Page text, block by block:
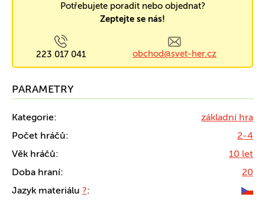
Potřebujete poradit nebo objednat?
Zeptejte se nás!
223 017 041 obchod@svet-her.cz
PARAMETRY
Kategorie:
základní hra
Počet hráčů:
2-4
Věk hráčů:
10 let
Doba hraní:
20
Jazyk materiálu ?: